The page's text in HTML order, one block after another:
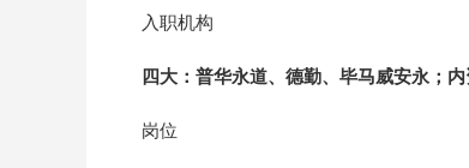
入职机构
四大：普华永道、德勤、毕马威安永；
岗位